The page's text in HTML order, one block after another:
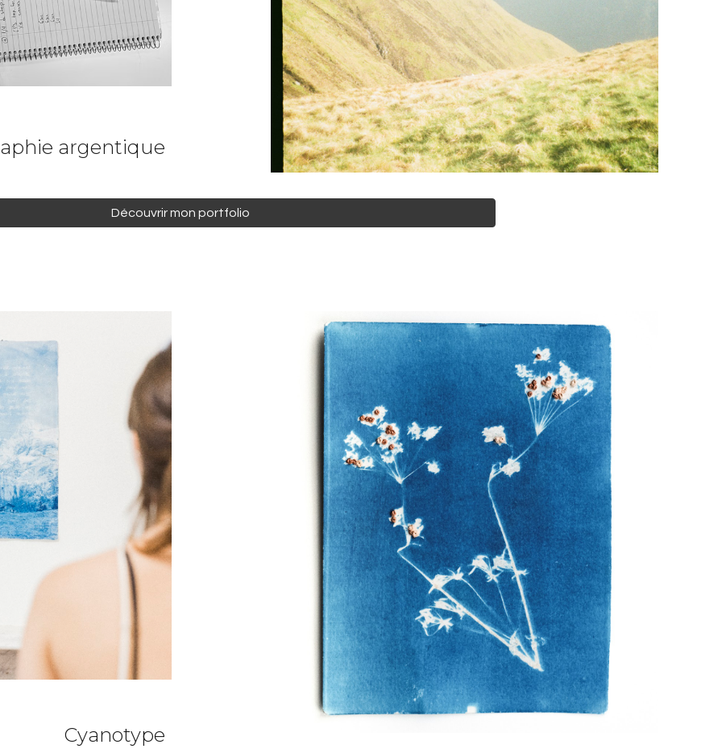
argentique
Découvrir mon portfolio
Cyanotype